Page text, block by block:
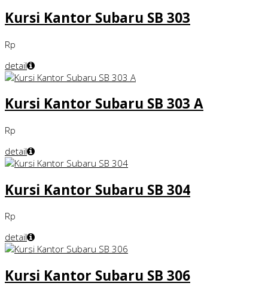
Kursi Kantor Subaru SB 303
Rp
detail
Kursi Kantor Subaru SB 303 A
Rp
detail
Kursi Kantor Subaru SB 304
Rp
detail
Kursi Kantor Subaru SB 306